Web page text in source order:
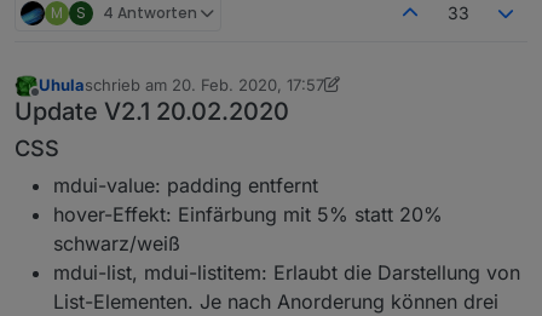
M S 4 Antworten 33
Offline
Uhulaschrieb am 20. Feb. 2020, 17:57
zuletzt editiert von Uhula
Update V2.1 20.02.2020
CSS
mdui-value: padding entfernt
hover-Effekt: Einfärbung mit 5% statt 20%
schwarz/weiß
mdui-list, mdui-listitem: Erlaubt die Darstellung von
List-Elementen. Je nach Anorderung können drei